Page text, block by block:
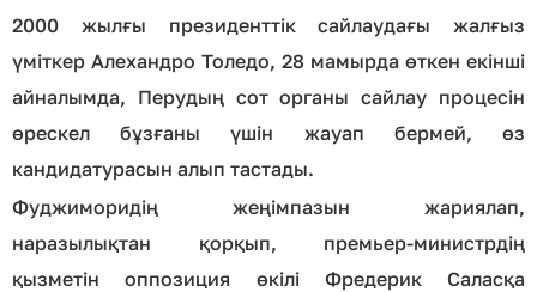
2000 жылғы президенттік сайлаудағы жалғыз
үміткер Алехандро Толедо, 28 мамырда өткен екінші
айналымда, Перудың сот органы сайлау процесін
өрескел бұзғаны үшін жауап бермей, өз
кандидатурасын алып тастады.
Фуджиморидің жеңімпазын жариялап,
наразылықтан қорқып, премьер-министрдің
қызметін оппозиция өкілі Фредерик Саласқа